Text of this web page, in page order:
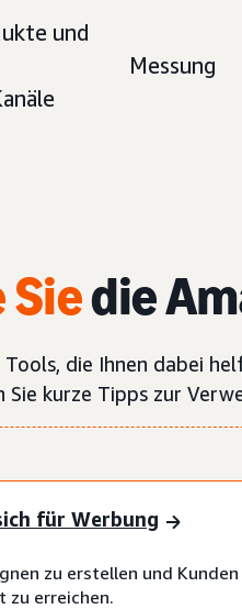
und
Messung
Siedie
die Ihnen dabei
Sie kurze Tipps zur
für Werbung
zu erstellen und
zu erreichen.